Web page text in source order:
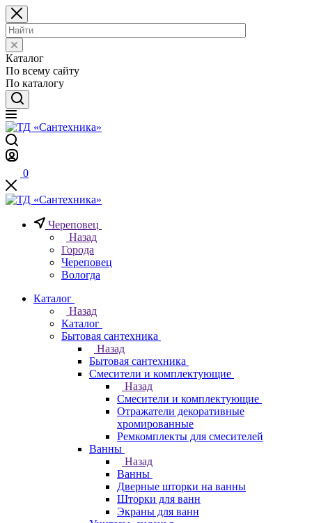
Каталог
По всему сайту
По каталогу
0
Череповец
Назад
Города
Череповец
Вологда
Каталог
Назад
Каталог
Бытовая сантехника
Назад
Бытовая сантехника
Смесители и комплектующие
Назад
Смесители и комплектующие
Отражатели декоративные
хромированные
Ремкомплекты для смесителей
Ванны
Назад
Ванны
Дверные шторки на ванны
Шторки для ванн
Экраны для ванн